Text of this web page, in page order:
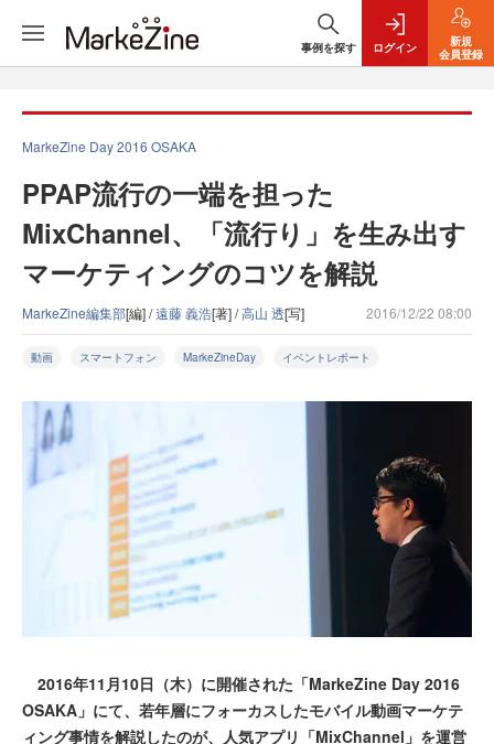
事例を探す ログイン
新規
会員登録
MarkeZine Day 2016 OSAKA
PPAP流行の一端を担った
MixChannel、「流行り」を生み出す
マーケティングのコツを解説
MarkeZine編集部[編] /遠藤 義浩[著] /高山 透[写] 2016/12/22 08:00
動画 スマートフォン MarkeZineDay イベントレポート
2016年11月10日（木）に開催された「MarkeZine Day 2016
OSAKA」にて、若年層にフォーカスしたモバイル動画マーケテ
ィング事情を解説したのが、人気アプリ「MixChannel」を運営